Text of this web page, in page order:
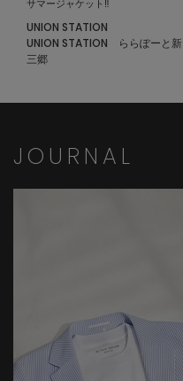
サマージャケット‼︎
UNION STATION
UNION STATION ららぽーと新
三郷
JOURNAL